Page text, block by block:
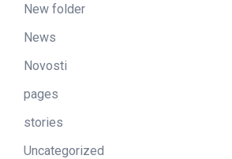
New folder
News
Novosti
pages
stories
Uncategorized